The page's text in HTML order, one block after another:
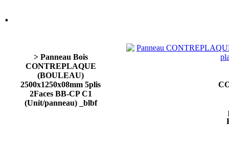
.
> Panneau Bois
CONTREPLAQUE
(BOULEAU)
2500x1250x08mm 5plis
2Faces BB-CP C1
(Unit/panneau) _blbf